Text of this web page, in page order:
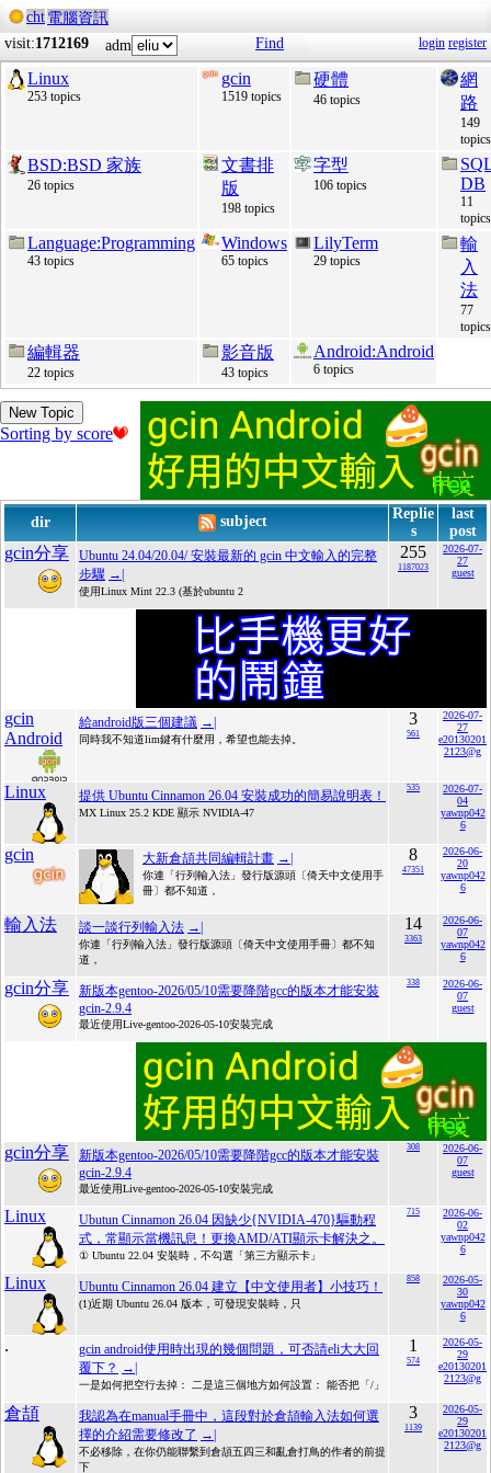
cht 電腦資訊
visit:1712169 adm Find login register
Linux
253 topics
gcin
1519 topics
硬體
46 topics
網
路
149
topics
BSD:BSD 家族
26 topics
文書排
版
198 topics
字型
106 topics
DB
11
topics
Language:Programming
43 topics
Windows
65 topics
LilyTerm
29 topics
輸
入
法
77
topics
編輯器
22 topics
影音版
43 topics
Android:Android
6 topics
New Topic
Sorting by score
dir subject
Replie
s
last
post
gcin分享
Ubuntu 24.04/20.04/ 安裝最新的 gcin 中文輸入的完整
步驟 →|
使用Linux Mint 22.3 (基於ubuntu 2
255
1187023
2026-07-
27
guest
gcin
Android
給android版三個建議 →|
同時我不知道lim鍵有什麼用，希望也能去掉。
3
561
2026-07-
27
e20130201
2123@g
Linux 提供 Ubuntu Cinnamon 26.04 安裝成功的簡易說明表！
MX Linux 25.2 KDE 顯示 NVIDIA-47
535
2026-07-
04
yawnp042
6
gcin 大新倉頡共同編輯計畫 →|
你連「行列輸入法」發行版源頭〔倚天中文使用手
冊〕都不知道，
8
47351
2026-06-
20
yawnp042
6
輸入法 談一談行列輸入法 →|
你連「行列輸入法」發行版源頭〔倚天中文使用手冊〕都不知
道，
14
3363
2026-06-
07
yawnp042
6
gcin分享
新版本gentoo-2026/05/10需要降階gcc的版本才能安裝
gcin-2.9.4
最近使用Live-gentoo-2026-05-10安裝完成
338
2026-06-
07
guest
gcin分享
新版本gentoo-2026/05/10需要降階gcc的版本才能安裝
gcin-2.9.4
最近使用Live-gentoo-2026-05-10安裝完成
308
2026-06-
07
guest
Linux
Ubutun Cinnamon 26.04 因缺少{NVIDIA-470}驅動程
式，常顯示當機訊息！更換AMD/ATI顯示卡解決之。
① Ubuntu 22.04 安裝時，不勾選「第三方顯示卡」
715
2026-06-
02
yawnp042
6
Linux Ubuntu Cinnamon 26.04 建立【中文使用者】小技巧！
(1)近期 Ubuntu 26.04 版本，可發現安裝時，只
858
2026-05-
30
yawnp042
6
.
gcin android使用時出現的幾個問題，可否請eli大大回
覆下？ →|
一是如何把空行去掉： 二是這三個地方如何設置： 能否把「/」
1
574
2026-05-
29
e20130201
2123@g
倉頡
我認為在manual手冊中，這段對於倉頡輸入法如何選
擇的介紹需要修改了 →|
不必移除，在你仍能聯繫到倉頡五四三和亂倉打鳥的作者的前提
下
3
1139
2026-05-
29
e20130201
2123@g